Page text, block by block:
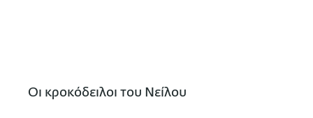
Οι κροκόδειλοι του Νείλου